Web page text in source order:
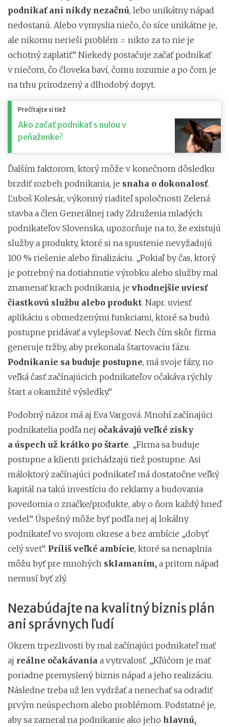
podnikať ani nikdy nezačnú, lebo unikátny nápad
nedostanú. Alebo vymyslia niečo, čo síce unikátne je,
ale nikomu nerieši problém = nikto za to nie je
ochotný zaplatiť.“ Niekedy postačuje začať podnikať
v niečom, čo človeka baví, čomu rozumie a po čom je
na trhu prirodzený a dlhodobý dopyt.
Prečítajte si tiež
Ako začať podnikať s nulou v
peňaženke?
Ďalším faktorom, ktorý môže v konečnom dôsledku
brzdiť rozbeh podnikania, je snaha o dokonalosť.
Ľuboš Kolesár, výkonný riaditeľ spoločnosti Zelená
stavba a člen Generálnej rady Združenia mladých
podnikateľov Slovenska, upozorňuje na to, že existujú
služby a produkty, ktoré si na spustenie nevyžadujú
100 % riešenie alebo finalizáciu. „Pokiaľ by čas, ktorý
je potrebný na dotiahnutie výrobku alebo služby mal
znamenať krach podnikania, je vhodnejšie uviesť
čiastkovú službu alebo produkt. Napr. uviesť
aplikáciu s obmedzenými funkciami, ktoré sa budú
postupne pridávať a vylepšovať. Nech čím skôr firma
generuje tržby, aby prekonala štartovaciu fázu.
Podnikanie sa buduje postupne, má svoje fázy, no
veľká časť začínajúcich podnikateľov očakáva rýchly
štart a okamžité výsledky.“
Podobný názor má aj Eva Vargová. Mnohí začínajúci
podnikatelia podľa nej očakávajú veľké zisky
a úspech už krátko po štarte. „Firma sa buduje
postupne a klienti prichádzajú tiež postupne. Asi
máloktorý začínajúci podnikateľ má dostatočne veľký
kapitál na takú investíciu do reklamy a budovania
povedomia o značke/produkte, aby o ňom každý hneď
vedel.“ Úspešný môže byť podľa nej aj lokálny
podnikateľ vo svojom okrese a bez ambície „dobyť
celý svet“. Príliš veľké ambície, ktoré sa nenaplnia
môžu byť pre mnohých sklamaním, a pritom nápad
nemusí byť zlý.
Nezabúdajte na kvalitný biznis plán
ani správnych ľudí
Okrem trpezlivosti by mal začínajúci podnikateľ mať
aj reálne očakávania a vytrvalosť. „Kľúčom je mať
poriadne premyslený biznis nápad a jeho realizáciu.
Následne treba už len vydržať a nenechať sa odradiť
prvým neúspechom alebo problémom. Podstatné je,
aby sa zameral na podnikanie ako jeho hlavnú,